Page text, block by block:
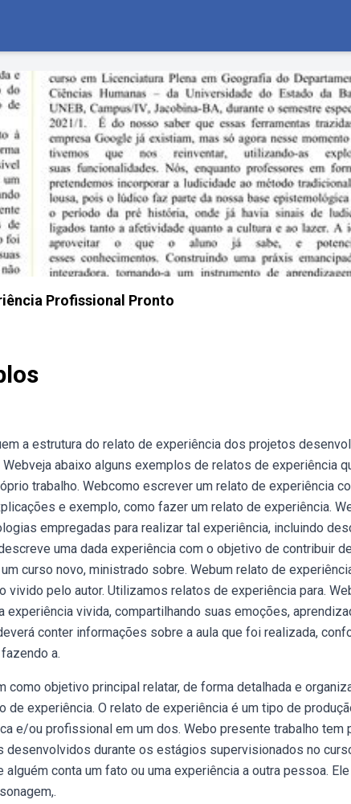
Profissional Pronto
a estrutura do relato de experiência dos projetos
abaixo alguns exemplos de relatos de experiência
trabalho. Webcomo escrever um relato de experiência
e exemplo, como fazer um relato de experiência.
empregadas para realizar tal experiência, incluindo
uma dada experiência com o objetivo de contribuir
curso novo, ministrado sobre. Webum relato de
pelo autor. Utilizamos relatos de experiência para.
experiência vivida, compartilhando suas emoções,
conter informações sobre a aula que foi realizada,
a.
objetivo principal relatar, de forma detalhada e
de experiência. O relato de experiência é um tipo de
e/ou profissional em um dos. Webo presente trabalho tem
durante os estágios supervisionados no
conta um fato ou uma experiência a outra pessoa.